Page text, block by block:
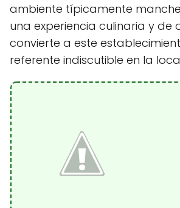
ambiente típicamente
una experiencia culinaria y de
convierte a este
referente indiscutible en la